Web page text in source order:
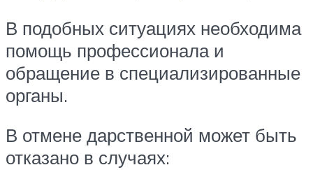
В подобных ситуациях необходима
помощь профессионала и
обращение в специализированные
органы.
В отмене дарственной может быть
отказано в случаях: